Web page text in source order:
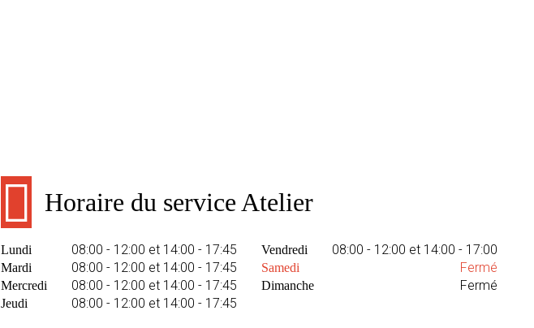
Horaire du service Atelier
Lundi 08:00 - 12:00 et 14:00 - 17:45
Mardi 08:00 - 12:00 et 14:00 - 17:45
Mercredi 08:00 - 12:00 et 14:00 - 17:45
Jeudi 08:00 - 12:00 et 14:00 - 17:45
Vendredi 08:00 - 12:00 et 14:00 - 17:00
Samedi Fermé
Dimanche Fermé